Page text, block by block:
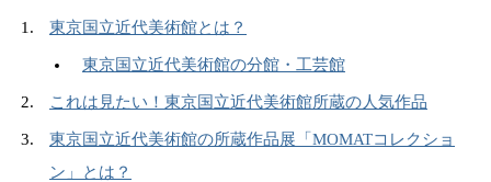
東京国立近代美術館とは？
東京国立近代美術館の分館・工芸館
これは見たい！東京国立近代美術館所蔵の人気作品
東京国立近代美術館の所蔵作品展「MOMATコレクショ
ン」とは？